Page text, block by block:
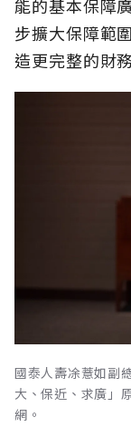
能的基本保障
步擴大保障範
造更完整的財
國泰人壽凃薏如副
大、保近、求廣」
網。